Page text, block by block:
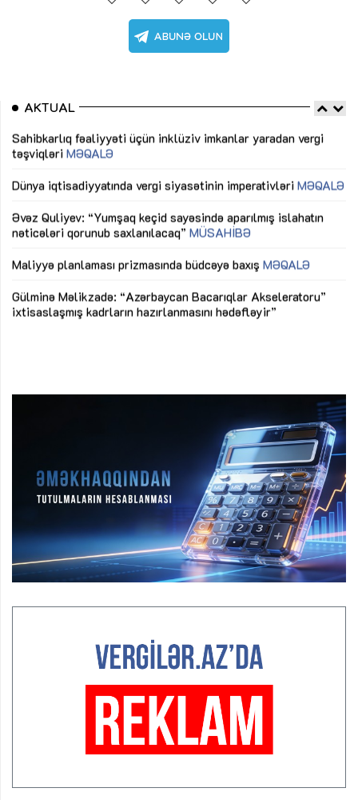
AKTUAL
Sahibkarlıq fəaliyyəti üçün inklüziv imkanlar yaradan vergi
təşviqləri MƏQALƏ
Dünya iqtisadiyyatında vergi siyasətinin imperativləri MƏQALƏ
Əvəz Quliyev: “Yumşaq keçid sayəsində aparılmış islahatın
nəticələri qorunub saxlanılacaq” MÜSAHİBƏ
Maliyyə planlaması prizmasında büdcəyə baxış MƏQALƏ
Gülminə Məlikzadə: “Azərbaycan Bacarıqlar Akseleratoru”
ixtisaslaşmış kadrların hazırlanmasını hədəfləyir”